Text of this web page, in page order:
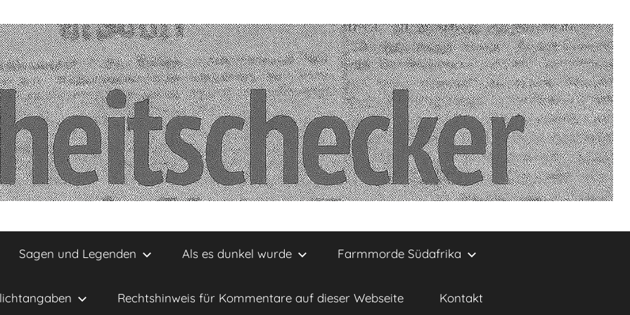
Sagen und Legenden Als es dunkel wurde Farmmorde Südafrika
Rechtshinweis für Kommentare auf dieser Webseite Kontakt